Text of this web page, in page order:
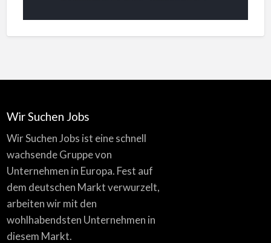
Wir Suchen Jobs
Wir Suchen Jobs ist eine schnell
wachsende Gruppe von
Unternehmen in Europa. Fest auf
dem deutschen Markt verwurzelt,
arbeiten wir mit den
wohlhabendsten Unternehmen in
diesem Markt.